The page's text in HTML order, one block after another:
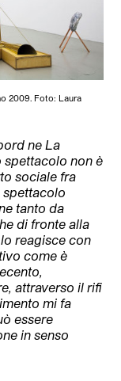
2009. Foto: Laura
ne La
spettacolo non è
sociale fra
spettacolo
tanto da
di fronte alla
reagisce con
come è
attraverso il rifi
mi fa
essere
in senso